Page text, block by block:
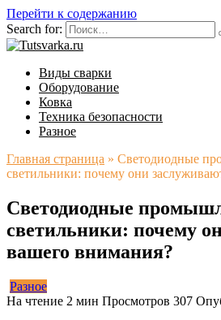
Перейти к содержанию
Search for:
Виды сварки
Оборудование
Ковка
Техника безопасности
Разное
Главная страница » Светодиодные
светильники: почему они
Светодиодные
светильники: почему
вашего внимания?
Разное
На чтение 2 мин Просмотров 307